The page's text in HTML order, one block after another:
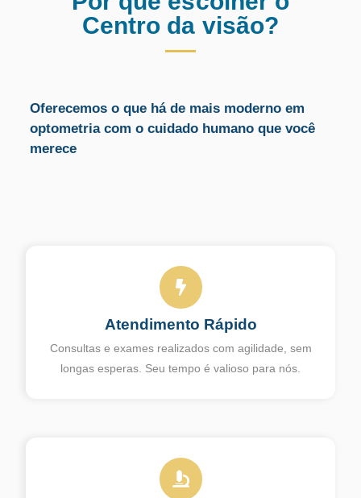
Centro da visão?
Oferecemos o que há de mais moderno em
optometria com o cuidado humano que você
merece
Atendimento Rápido
Consultas e exames realizados com agilidade, sem
longas esperas. Seu tempo é valioso para nós.